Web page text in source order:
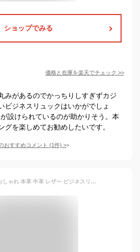
ショップでみる
価格と在庫を楽天でチェック >>
みがあるのでかっちりしすぎずカジ
ビジネスリュックはいかがでしょ
設けられているのが助かりそう。本
グを楽しめてお勧めしたいです。
おすすめコメント (1件) >
リュック メンズ おしゃれ 本革 牛革 レザー ビジネスリュック ビジネスバッグ a4 出張 大容量 大きめ ビジネス バックパック 本革リュック 男性用 通勤 通学 人気 高品質 大人 ノートパソコン pcバッグ PCスリーブ 黒 ブラック 送料無料